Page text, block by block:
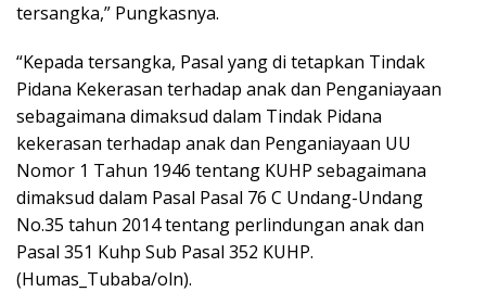
tersangka,” Pungkasnya.
“Kepada tersangka, Pasal yang di tetapkan Tindak
Pidana Kekerasan terhadap anak dan Penganiayaan
sebagaimana dimaksud dalam Tindak Pidana
kekerasan terhadap anak dan Penganiayaan UU
Nomor 1 Tahun 1946 tentang KUHP sebagaimana
dimaksud dalam Pasal Pasal 76 C Undang-Undang
No.35 tahun 2014 tentang perlindungan anak dan
Pasal 351 Kuhp Sub Pasal 352 KUHP.
(Humas_Tubaba/oln).